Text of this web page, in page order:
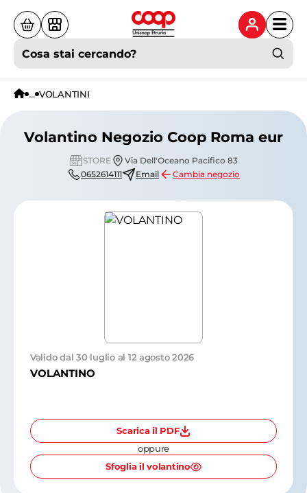
Cosa stai cercando?
... VOLANTINI
Volantino Negozio Coop Roma eur
STORE
Via Dell'Oceano Pacifico 83
0652614111
Email Cambia negozio
Valido dal 30 luglio al 12 agosto 2026
VOLANTINO
Scarica il PDF
oppure
Sfoglia il volantino